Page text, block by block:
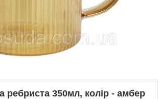
ребриста 350мл, колір - амбер